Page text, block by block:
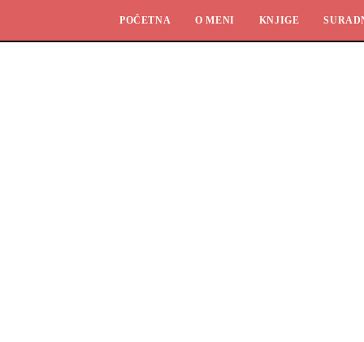
POČETNA O MENI KNJIGE